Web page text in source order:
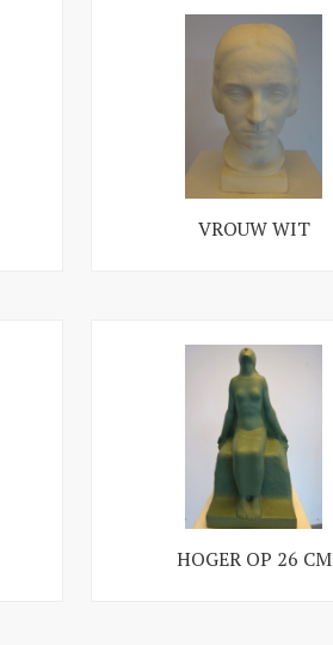
VROUW WIT
HOGER OP 26 CM